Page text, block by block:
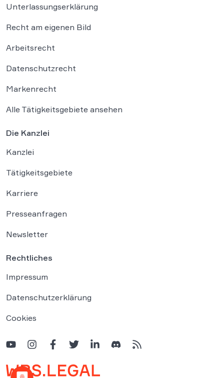
Unterlassungserklärung
Recht am eigenen Bild
Arbeitsrecht
Datenschutzrecht
Markenrecht
Alle Tätigkeitsgebiete ansehen
Die Kanzlei
Kanzlei
Tätigkeitsgebiete
Karriere
Presseanfragen
Newsletter
Rechtliches
Impressum
Datenschutzerklärung
Cookies